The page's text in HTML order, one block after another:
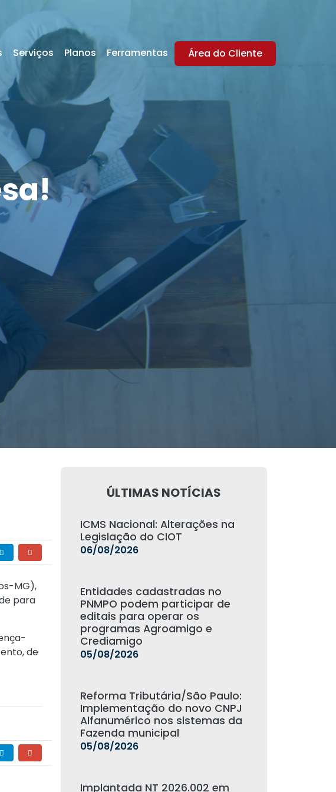
Serviços Planos Ferramentas Área do Cliente
MG),
para
de
ÚLTIMAS NOTÍCIAS
ICMS Nacional: Alterações na
Legislação do CIOT
06/08/2026
Entidades cadastradas no
PNMPO podem participar de
editais para operar os
programas Agroamigo e
Crediamigo
05/08/2026
Reforma Tributária/São Paulo:
Implementação do novo CNPJ
Alfanumérico nos sistemas da
Fazenda municipal
05/08/2026
Implantada NT 2026.002 em